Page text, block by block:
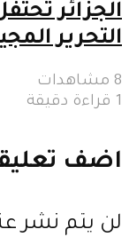
التحرير
8 مشاهدات
1 قراءة دقيقة
اضف
لن يتم نشر